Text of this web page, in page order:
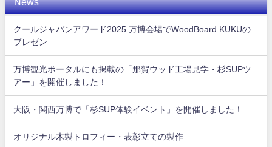
News
クールジャパンアワード2025 万博会場でWoodBoard KUKUの
プレゼン
万博観光ポータルにも掲載の「那賀ウッド工場見学・杉SUPツ
アー」を開催しました！
大阪・関西万博で「杉SUP体験イベント」を開催しました！
オリジナル木製トロフィー・表彰立ての製作